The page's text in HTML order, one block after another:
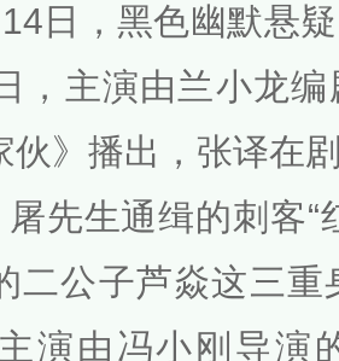
日，黑色幽默悬
，主演由兰小龙
伙》播出，张译在
屠先生通缉的刺客
二公子芦焱这三
演由冯小刚导演